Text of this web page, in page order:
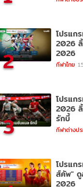
2
โปรแก
2026
2026
กีฬาไทย
3
โปรแก
2026
รักบี้
กีฬาต่างปร
โปรแก
ส์คัพ" ดู
2026